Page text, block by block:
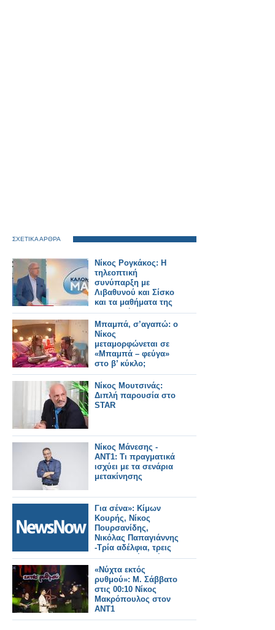
ΣΧΕΤΙΚΑ ΑΡΘΡΑ
Νίκος Ρογκάκος: Η
τηλεοπτική
συνύπαρξη με
Λιβαθυνού και Σίσκο
και τα μαθήματα της
διαδρομής του
Μπαμπά, σ’αγαπώ: ο
Νίκος
μεταμορφώνεται σε
«Μπαμπά – φεύγα»
στο β’ κύκλο;
Νίκος Μουτσινάς:
Διπλή παρουσία στο
STAR
Νίκος Μάνεσης -
ΑΝΤ1: Τι πραγματικά
ισχύει με τα σενάρια
μετακίνησης
Για σένα»: Κίμων
Κουρής, Νίκος
Πουρσανίδης,
Νικόλας Παπαγιάννης
-Τρία αδέλφια, τρεις
διαφορετικές αλήθειες
!
«Νύχτα εκτός
ρυθμού»: Μ. Σάββατο
στις 00:10 Νίκος
Μακρόπουλος στον
ΑΝΤ1